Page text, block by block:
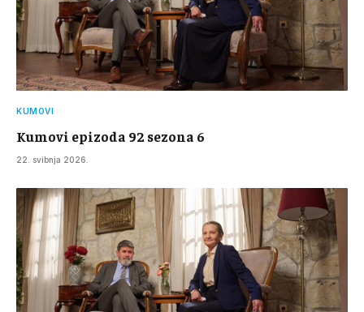
KUMOVI
Kumovi epizoda 92 sezona 6
22. svibnja 2026.